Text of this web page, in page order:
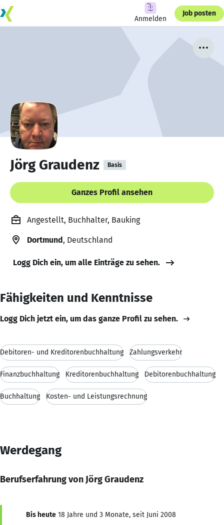
Anmelden
Job posten
Jörg Graudenz Basis
Ganzes Profil ansehen
Angestellt, Buchhalter, Bauking
Dortmund, Deutschland
Logg Dich ein, um alle Einträge zu sehen.
Fähigkeiten und Kenntnisse
Logg Dich jetzt ein, um das ganze Profil zu sehen.
Debitoren- und Kreditorenbuchhaltung Zahlungsverkehr
Finanzbuchhaltung Kreditorenbuchhaltung Debitorenbuchhaltung
Buchhaltung Kosten- und Leistungsrechnung
Werdegang
Berufserfahrung von Jörg Graudenz
Bis heute 18 Jahre und 3 Monate, seit Juni 2008